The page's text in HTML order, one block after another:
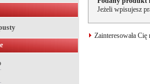
Jeżeli wpisujesz
Zainteresowała Cię